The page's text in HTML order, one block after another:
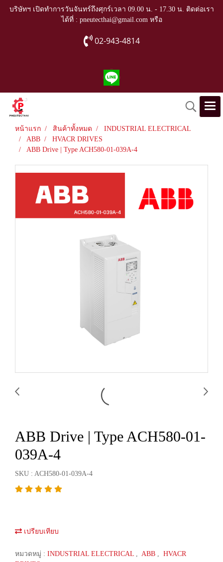
บริษัทฯ เปิดทำการวันจันทร์ถึงศุกร์เวลา 09.00 น. - 17.30 น. ติดต่อเรา
ได้ที่ : pneutecthai@gmail.com หรือ
02-943-4814
หน้าแรก สินค้าทั้งหมด
INDUSTRIAL ELECTRICAL
ABB
HVACR DRIVES
ABB Drive | Type ACH580-01-039A-4
ABB Drive | Type ACH580-01-
039A-4
SKU : ACH580-01-039A-4
เปรียบเทียบ
หมวดหมู่ : INDUSTRIAL ELECTRICAL , ABB , HVACR